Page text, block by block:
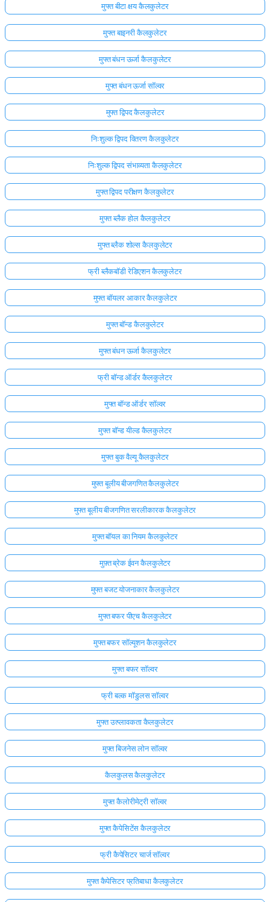
मुफ्त बीटा क्षय कैलकुलेटर
मुफ्त बाइनरी कैलकुलेटर
मुफ्त बंधन ऊर्जा कैलकुलेटर
मुफ्त बंधन ऊर्जा सॉल्वर
मुफ्त द्विपद कैलकुलेटर
निःशुल्क द्विपद वितरण कैलकुलेटर
निःशुल्क द्विपद संभाव्यता कैलकुलेटर
मुफ्त द्विपद परीक्षण कैलकुलेटर
मुफ्त ब्लैक होल कैलकुलेटर
मुफ्त ब्लैक शोल्स कैलकुलेटर
फ्री ब्लैकबॉडी रेडिएशन कैलकुलेटर
मुफ्त बॉयलर आकार कैलकुलेटर
मुफ्त बॉन्ड कैलकुलेटर
मुफ्त बंधन ऊर्जा कैलकुलेटर
फ्री बॉन्ड ऑर्डर कैलकुलेटर
मुफ्त बॉन्ड ऑर्डर सॉल्वर
मुफ्त बॉन्ड यील्ड कैलकुलेटर
मुफ्त बुक वैल्यू कैलकुलेटर
मुफ्त बूलीय बीजगणित कैलकुलेटर
मुफ्त बूलीय बीजगणित सरलीकारक कैलकुलेटर
मुफ्त बॉयल का नियम कैलकुलेटर
मुफ़्त ब्रेक ईवन कैलकुलेटर
मुफ्त बजट योजनाकार कैलकुलेटर
मुफ्त बफर पीएच कैलकुलेटर
मुफ्त बफर सॉल्यूशन कैलकुलेटर
मुफ्त बफर सॉल्वर
फ्री बल्क मॉडुलस सॉल्वर
मुफ्त उत्प्लावकता कैलकुलेटर
मुफ्त बिजनेस लोन सॉल्वर
कैलकुलस कैलकुलेटर
मुफ्त कैलोरीमेट्री सॉल्वर
मुफ्त कैपेसिटेंस कैलकुलेटर
फ्री कैपेसिटर चार्ज सॉल्वर
मुफ्त कैपेसिटर प्रतिबाधा कैलकुलेटर